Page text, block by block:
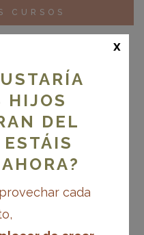
CURSOS
HIJOS
DEL
cada
x